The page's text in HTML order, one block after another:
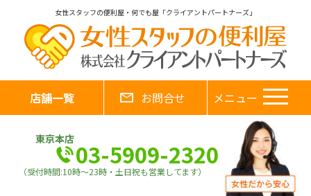
女性スタッフの便利屋・何でも屋「クライアントパートナーズ」
店舗一覧 お問合せ メニュー
東京本店03-5909-2320
（受付時間:10時～23時・土日祝も営業してます）